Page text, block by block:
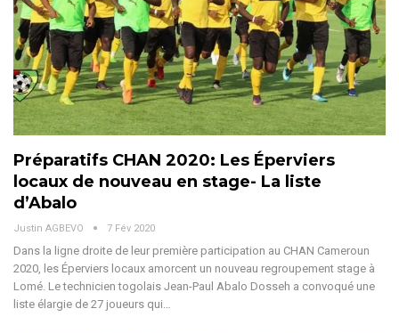
Préparatifs CHAN 2020: Les Éperviers
locaux de nouveau en stage- La liste
d’Abalo
Justin AGBEVO 7 Fév 2020
Dans la ligne droite de leur première participation au CHAN Cameroun
2020, les Éperviers locaux amorcent un nouveau regroupement stage à
Lomé. Le technicien togolais Jean-Paul Abalo Dosseh a convoqué une
liste élargie de 27 joueurs qui…